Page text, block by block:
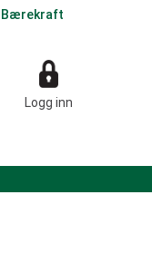
Bærekraft
Logg inn